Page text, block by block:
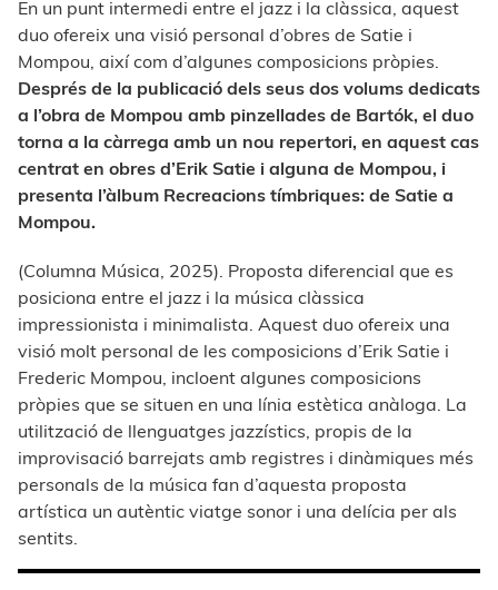
En un punt intermedi entre el jazz i la clàssica, aquest
duo ofereix una visió personal d’obres de Satie i
Mompou, així com d’algunes composicions pròpies.
Després de la publicació dels seus dos volums dedicats
a l’obra de Mompou amb pinzellades de Bartók, el duo
torna a la càrrega amb un nou repertori, en aquest cas
centrat en obres d’Erik Satie i alguna de Mompou, i
presenta l’àlbum Recreacions tímbriques: de Satie a
Mompou.
(Columna Música, 2025). Proposta diferencial que es
posiciona entre el jazz i la música clàssica
impressionista i minimalista. Aquest duo ofereix una
visió molt personal de les composicions d’Erik Satie i
Frederic Mompou, incloent algunes composicions
pròpies que se situen en una línia estètica anàloga. La
utilització de llenguatges jazzístics, propis de la
improvisació barrejats amb registres i dinàmiques més
personals de la música fan d’aquesta proposta
artística un autèntic viatge sonor i una delícia per als
sentits.